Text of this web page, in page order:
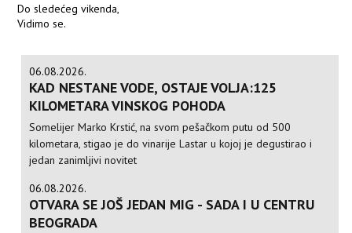
Do sledećeg vikenda,
Vidimo se.
06.08.2026.
KAD NESTANE VODE, OSTAJE VOLJA:125
KILOMETARA VINSKOG POHODA
Somelijer Marko Krstić, na svom pešačkom putu od 500
kilometara, stigao je do vinarije Lastar u kojoj je degustirao i
jedan zanimljivi novitet
06.08.2026.
OTVARA SE JOŠ JEDAN MIG - SADA I U CENTRU
BEOGRADA